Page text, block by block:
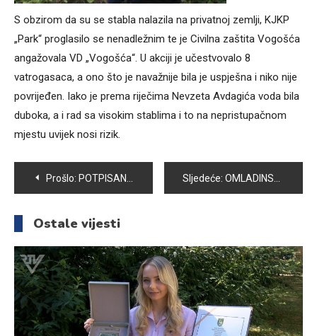
S obzirom da su se stabla nalazila na privatnoj zemlji, KJKP
„Park“ proglasilo se nenadležnim te je Civilna zaštita Vogošća
angažovala VD „Vogošća“. U akciji je učestvovalo 8
vatrogasaca, a ono što je navažnije bila je uspješna i niko nije
povrijeđen. Iako je prema riječima Nevzeta Avdagića voda bila
duboka, a i rad sa visokim stablima i to na nepristupačnom
mjestu uvijek nosi rizik.
Navigacija
članaka
Prošlo: POTPISAN SPORAZUM O SUFINANSIRANJU SANACIJE TRI ŠUMSKA PUTA Sljedeće: OMLADINSKO UDRUŽENJE „TEMPO“ PODIJELILO 200 BAJRAMSKIH PAKETIĆA
Ostale vijesti